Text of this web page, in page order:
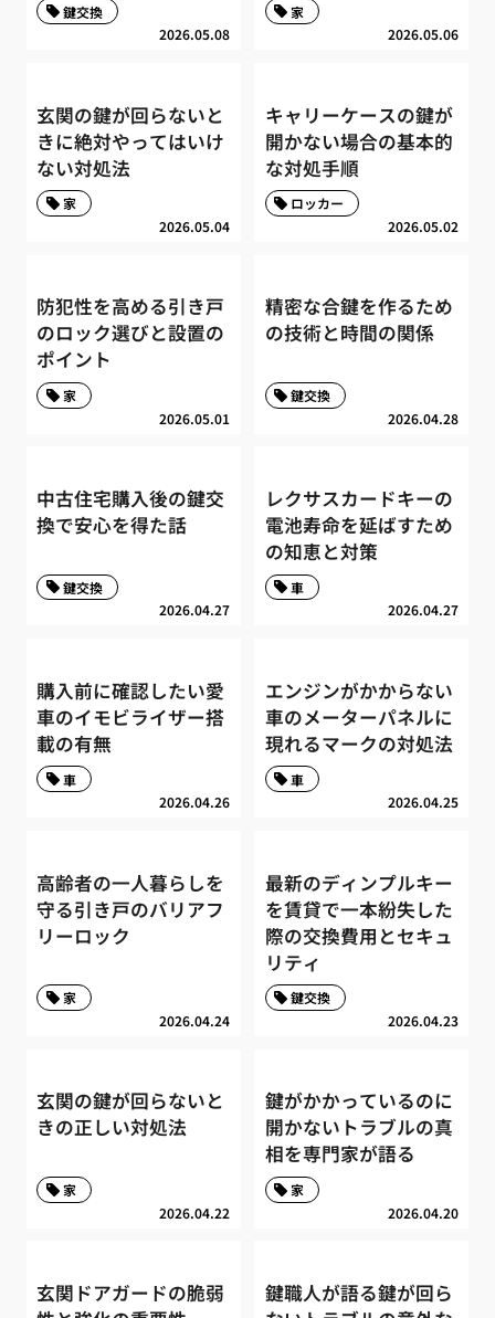
2026.05.08
鍵交換
2026.05.06
家
玄関の鍵が回らないと
きに絶対やってはいけ
ない対処法
2026.05.04
家
キャリーケースの鍵が
開かない場合の基本的
な対処手順
2026.05.02
ロッカー
防犯性を高める引き戸
のロック選びと設置の
ポイント
2026.05.01
家
精密な合鍵を作るため
の技術と時間の関係
2026.04.28
鍵交換
中古住宅購入後の鍵交
換で安心を得た話
2026.04.27
鍵交換
レクサスカードキーの
電池寿命を延ばすため
の知恵と対策
2026.04.27
車
購入前に確認したい愛
車のイモビライザー搭
載の有無
2026.04.26
車
エンジンがかからない
車のメーターパネルに
現れるマークの対処法
2026.04.25
車
高齢者の一人暮らしを
守る引き戸のバリアフ
リーロック
2026.04.24
家
最新のディンプルキー
を賃貸で一本紛失した
際の交換費用とセキュ
リティ
2026.04.23
鍵交換
玄関の鍵が回らないと
きの正しい対処法
2026.04.22
家
鍵がかかっているのに
開かないトラブルの真
相を専門家が語る
2026.04.20
家
玄関ドアガードの脆弱
鍵職人が語る鍵が回ら